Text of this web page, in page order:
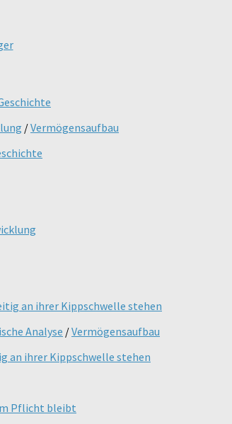
/Vermögensaufbau
Analyse /Vermögensaufbau
an ihrer Kippschwelle stehen